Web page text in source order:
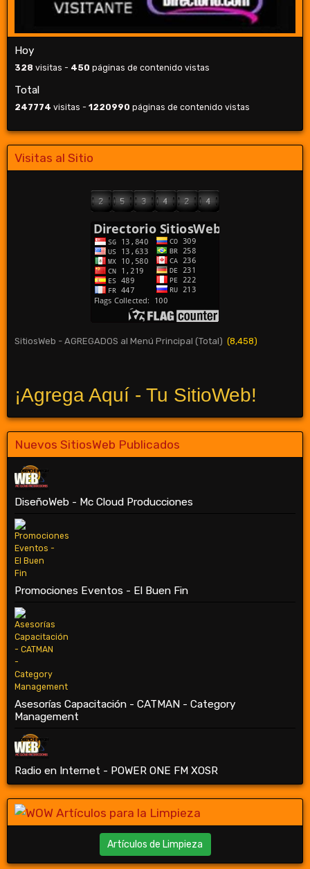
Hoy
328 visitas - 450 páginas de contenido vistas
Total
247774 visitas - 1220990 páginas de contenido vistas
Visitas al Sitio
SitiosWeb - AGREGADOS al Menú Principal (Total) (8,458)
¡Agrega Aquí - Tu SitioWeb!
Nuevos SitiosWeb Publicados
DiseñoWeb - Mc Cloud Producciones
Promociones Eventos - El Buen Fin
Asesorías Capacitación - CATMAN - Category
Management
Radio en Internet - POWER ONE FM XOSR
Artículos de Limpieza